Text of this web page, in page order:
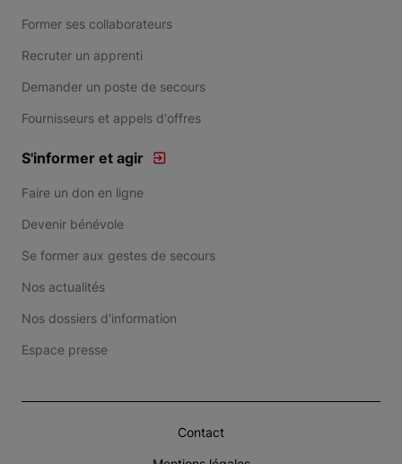
Former ses collaborateurs
Recruter un apprenti
Demander un poste de secours
Fournisseurs et appels d'offres
S'informer et agir
Faire un don en ligne
Devenir bénévole
Se former aux gestes de secours
Nos actualités
Nos dossiers d'information
Espace presse
Contact